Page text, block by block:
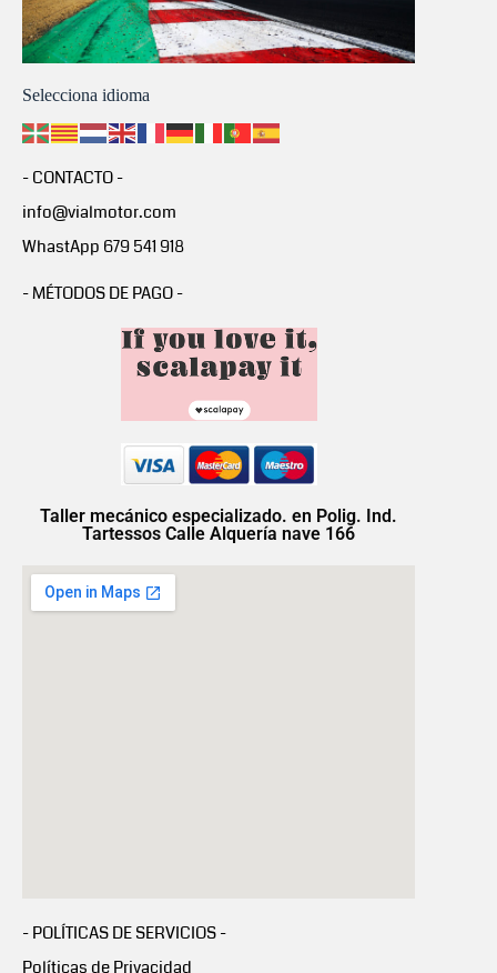
Selecciona idioma
- CONTACTO -
info@vialmotor.com
WhastApp 679 541 918
- MÉTODOS DE PAGO -
Taller mecánico especializado. en Polig. Ind.
Tartessos Calle Alquería nave 166
- POLÍTICAS DE SERVICIOS -
Políticas de Privacidad